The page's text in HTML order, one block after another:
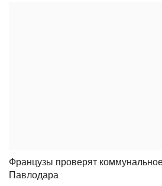
Французы проверят
Павлодара